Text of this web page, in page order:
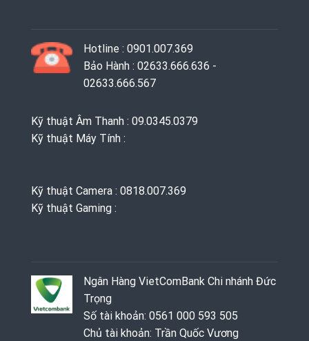
Hotline : 0901.007.369
Bảo Hành : 02633.666.636 -
02633.666.567
Kỹ thuật Âm Thanh : 09.0345.0379
Kỹ thuật Máy Tính :
Kỹ thuật Camera : 0818.007.369
Kỹ thuật Gaming ‭: ‬
Ngân Hàng VietComBank Chi nhánh Đức
Trọng
Số tài khoản: 0561 000 593 505
Chủ tài khoản: Trần Quốc Vương